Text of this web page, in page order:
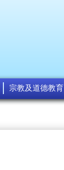
宗教及道德教育